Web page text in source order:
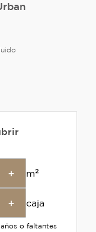
+ m²
+ caja
o faltantes